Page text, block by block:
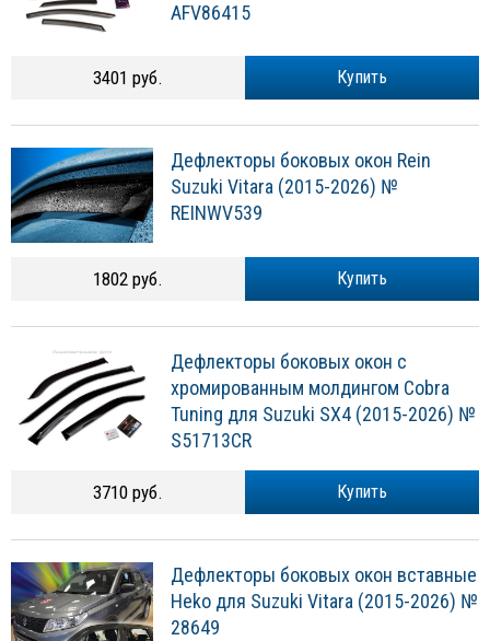
AFV86415
Купить
3401 руб.
Дефлекторы боковых окон Rein
Suzuki Vitara (2015-2026) №
REINWV539
Купить
1802 руб.
Дефлекторы боковых окон с
хромированным молдингом Cobra
Tuning для Suzuki SХ4 (2015-2026) №
S51713CR
Купить
3710 руб.
Дефлекторы боковых окон вставные
Heko для Suzuki Vitara (2015-2026) №
28649